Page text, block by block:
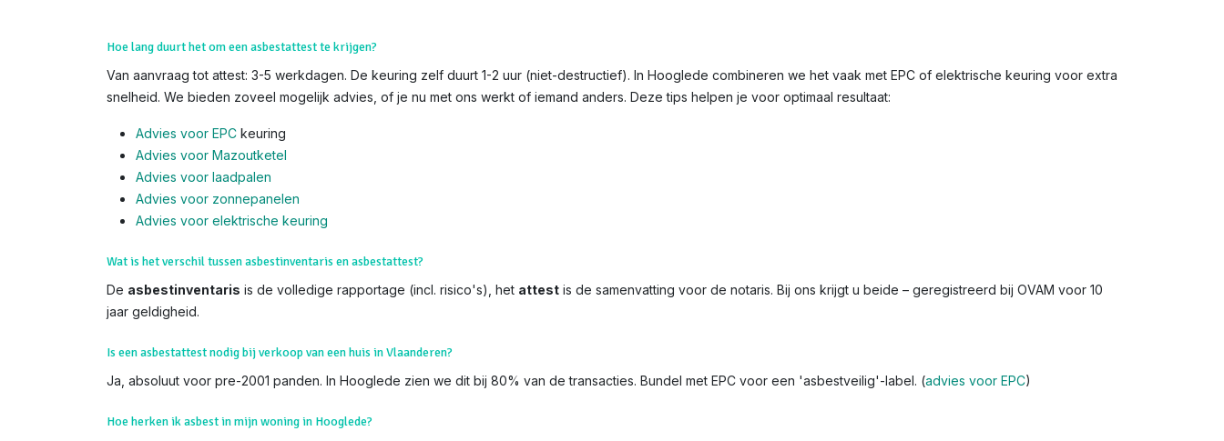
Hoe lang duurt het om een asbestattest te krijgen?
Van aanvraag tot attest: 3-5 werkdagen. De keuring zelf duurt 1-2 uur (niet-destructief). In Hooglede combineren we het vaak met EPC of elektrische keuring voor extra
snelheid. We bieden zoveel mogelijk advies, of je nu met ons werkt of iemand anders. Deze tips helpen je voor optimaal resultaat:
Advies voor EPC keuring
Advies voor Mazoutketel
Advies voor laadpalen
Advies voor zonnepanelen
Advies voor elektrische keuring
Wat is het verschil tussen asbestinventaris en asbestattest?
De asbestinventaris is de volledige rapportage (incl. risico's), het attest is de samenvatting voor de notaris. Bij ons krijgt u beide – geregistreerd bij OVAM voor 10
jaar geldigheid.
Is een asbestattest nodig bij verkoop van een huis in Vlaanderen?
Ja, absoluut voor pre-2001 panden. In Hooglede zien we dit bij 80% van de transacties. Bundel met EPC voor een 'asbestveilig'-label. (advies voor EPC)
Hoe herken ik asbest in mijn woning in Hooglede?